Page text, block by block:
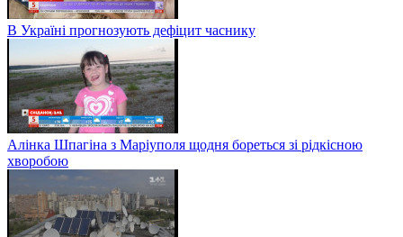
В Україні прогнозують дефіцит часнику
Алінка Шпагіна з Маріуполя щодня бореться зі рідкісною
хворобою